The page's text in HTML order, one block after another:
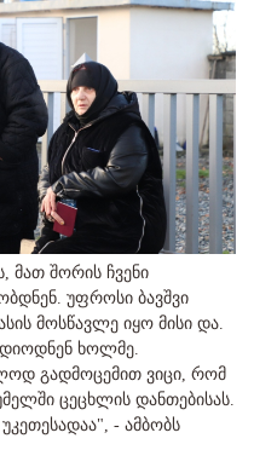
მათ შორის ჩვენი
უფროსი ბავშვი
მოსწავლე იყო მისი და.
ხოლმე.
გადმოცემით ვიცი, რომ
ცეცხლის დანთებისას.
- ამბობს